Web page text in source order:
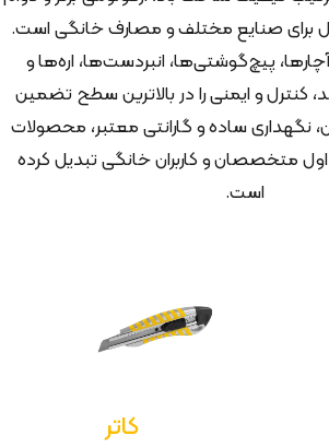
برای صنایع مختلف و مصارف خانگی است.
پیچ‌گوشتی‌ها، انبردست‌ها، اره‌ها و
کنترل و ایمنی را در بالاترین سطح تضمین
نگهداری ساده و گارانتی معتبر، محصولات
اول متخصصان و کاربران خانگی تبدیل کرده
است.
کاتر